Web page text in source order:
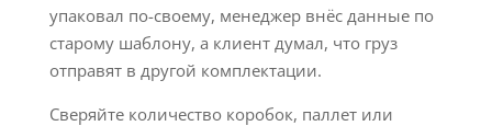
упаковал по-своему, менеджер внёс данные по
старому шаблону, а клиент думал, что груз
отправят в другой комплектации.
Сверяйте количество коробок, паллет или